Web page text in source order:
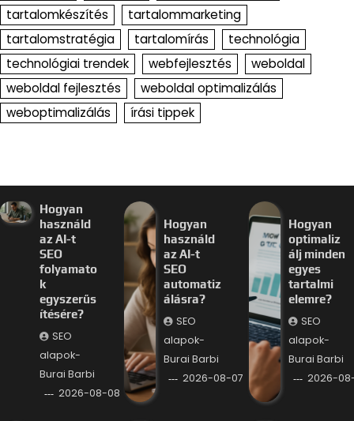
tartalomkészítés
tartalommarketing
tartalomstratégia
tartalomírás
technológia
technológiai trendek
webfejlesztés
weboldal
weboldal fejlesztés
weboldal optimalizálás
weboptimalizálás
írási tippek
Hogyan
használd
az AI-t
SEO
folyamato
k
egyszerűs
ítésére?
SEO
alapok-
Burai Barbi
2026-08-08
Hogyan
használd
az AI-t
SEO
automatiz
álásra?
SEO
alapok-
Burai Barbi
2026-08-07
Hogyan
optimaliz
álj minden
egyes
tartalmi
elemre?
SEO
alapok-
Burai Barbi
2026-